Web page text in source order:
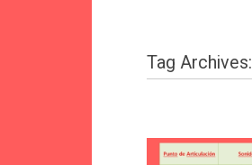
Tag Archives: